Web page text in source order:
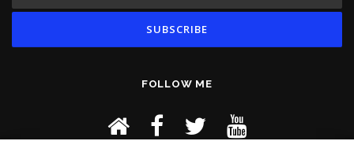
FOLLOW ME